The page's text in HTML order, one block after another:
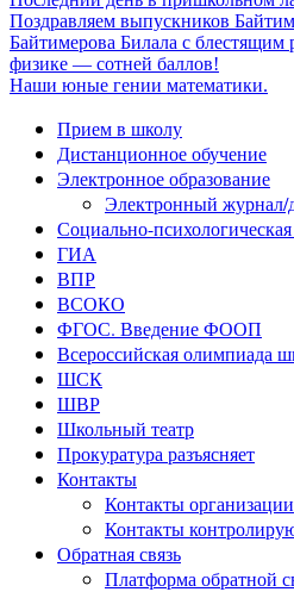
Поздравляем выпускников
Байтимерова Билала с блестящим
физике — сотней баллов!
Наши юные гении математики.
Прием в школу
Дистанционное обучение
Электронное образование
Электронный журнал/
Социально-
ГИА
ВПР
ВСОКО
ФГОС. Введение ФООП
Всероссийская олимпиада
ШСК
ШВР
Школьный театр
Прокуратура разъясняет
Контакты
Контакты организации
Контакты
Обратная связь
Платформа обратной